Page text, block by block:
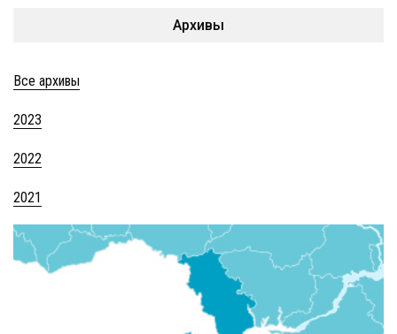
Архивы
Все архивы
2023
2022
2021